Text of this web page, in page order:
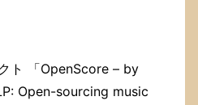
ト 「OpenScore – by
Open-sourcing music